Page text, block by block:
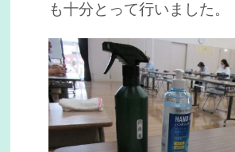
も十分とって行いました。